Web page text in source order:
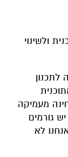
ולשינוי
לתכנון
מעמיקה
גורמים
לא